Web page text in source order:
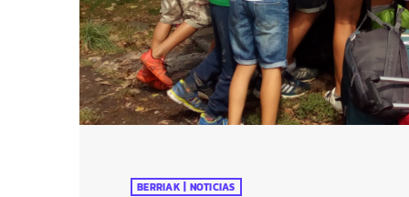
BERRIAK | NOTICIAS